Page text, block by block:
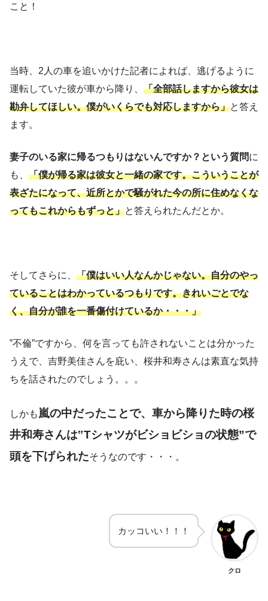
こと！
当時、2人の車を追いかけた記者によれば、逃げるように
運転していた彼が車から降り、 「全部話しますから彼女は
勘弁してほしい。僕がいくらでも対応しますから」と答え
ます。
妻子のいる家に帰るつもりはないんですか？という質問に
も、 「僕が帰る家は彼女と一緒の家です。こういうことが
表ざたになって、近所とかで騒がれた今の所に住めなくな
ってもこれからもずっと」と答えられたんだとか。
そしてさらに、 「僕はいい人なんかじゃない。自分のやっ
ていることはわかっているつもりです。きれいごとでな
く、自分が誰を一番傷付けているか・・・」
‟不倫”ですから、何を言っても許されないことは分かった
うえで、吉野美佳さんを庇い、桜井和寿さんは素直な気持
ちを話されたのでしょう。。。
しかも 嵐の中だったことで、 車から降りた時の桜
井和寿さんは‟Tシャツがビショビショの状態”で
頭を下げられたそうなのです・・・。
カッコいい！！！
クロ